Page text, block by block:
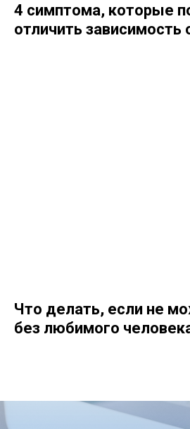
4 симптома, которые
отличить зависимость
Что делать, если не
без любимого